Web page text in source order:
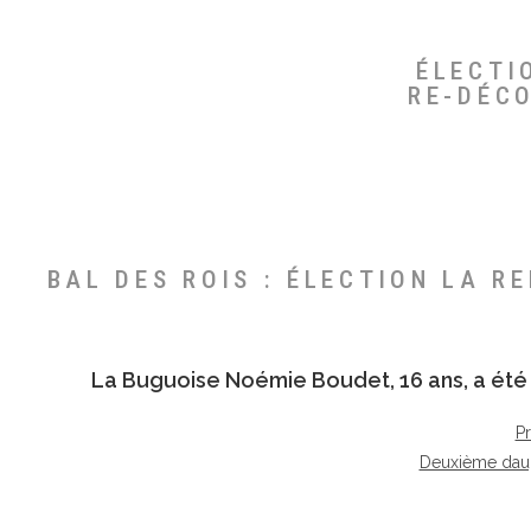
RE-
BAL DES ROIS : ÉLECTION LA
La Buguoise Noémie Boudet, 16 ans, a
Deuxième